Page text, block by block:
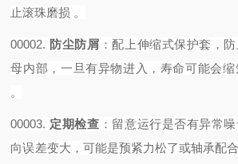
止滚珠磨损 。
00002. 防尘防屑 ：配上伸缩式保护套，
母内部，一旦有异物进入，寿命可能会
。
00003. 定期检查 ：留意运行是否有异常
向误差变大，可能是预紧力松了或轴承配